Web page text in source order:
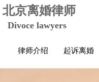
北京离婚律师
Divoce lawyers
律师介绍 起诉离婚